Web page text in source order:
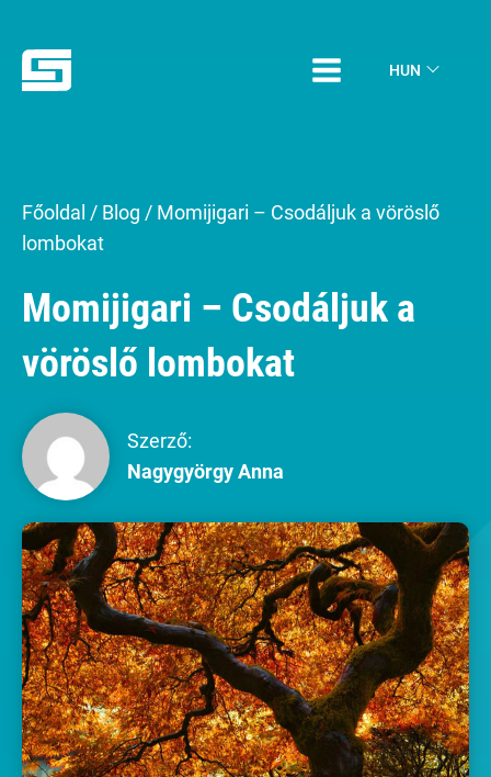
HUN
Főoldal / Blog / Momijigari – Csodáljuk a vöröslő
lombokat
Momijigari – Csodáljuk a
vöröslő lombokat
Szerző:
Nagygyörgy Anna